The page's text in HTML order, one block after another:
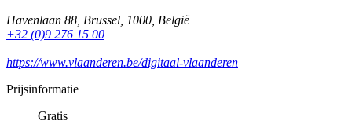
Havenlaan 88, Brussel, 1000, België
+32 (0)9 276 15 00
https://www.vlaanderen.be/digitaal-vlaanderen
Prijsinformatie
Gratis